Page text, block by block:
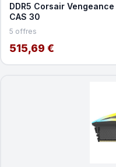
DDR5 Corsair
CAS 30
5 offres
515,69 €